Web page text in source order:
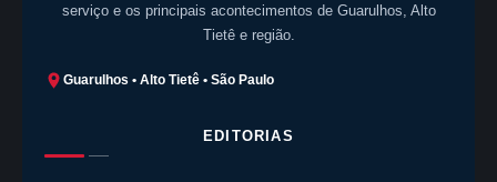
serviço e os principais acontecimentos de Guarulhos, Alto
Tietê e região.
Guarulhos • Alto Tietê • São Paulo
EDITORIAS